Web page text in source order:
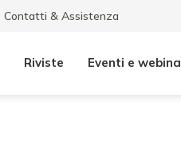
Contatti & Assistenza
Riviste Eventi e